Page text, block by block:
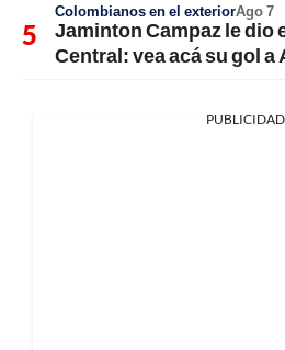
Colombianos en el exteriorAgo 7
Jaminton Campaz le dio
Central: vea acá su gol a
PUBLICIDAD